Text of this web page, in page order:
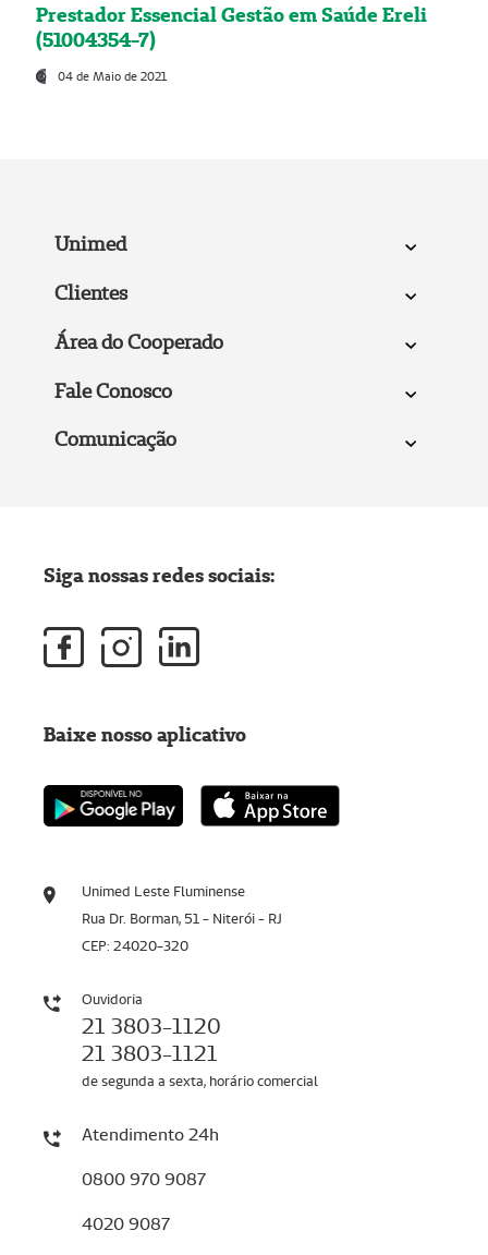
Prestador Essencial Gestão em Saúde Ereli
(51004354-7)
04 de Maio de 2021
Unimed
Clientes
Área do Cooperado
Fale Conosco
Comunicação
Unimed Leste Fluminense
Rua Dr. Borman, 51 - Niterói - RJ
CEP: 24020-320
Ouvidoria
21 3803-1120
21 3803-1121
de segunda a sexta, horário comercial
Atendimento 24h
0800 970 9087
4020 9087
Siga nossas redes sociais:
Baixe nosso aplicativo